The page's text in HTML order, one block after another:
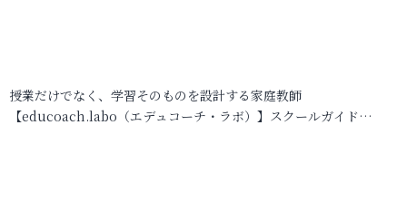
授業だけでなく、学習そのものを設計する家庭教師
【educoach.labo（エデュコーチ・ラボ）】スクールガイド…